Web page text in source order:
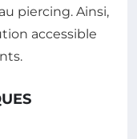
piercing. Ainsi,
accessible